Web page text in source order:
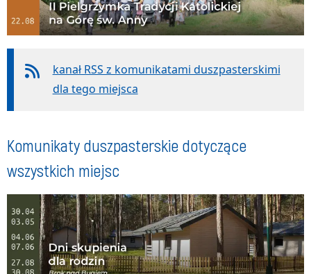
kanał RSS z komunikatami duszpasterskimi
dla tego miejsca
Komunikaty duszpasterskie dotyczące
wszystkich miejsc